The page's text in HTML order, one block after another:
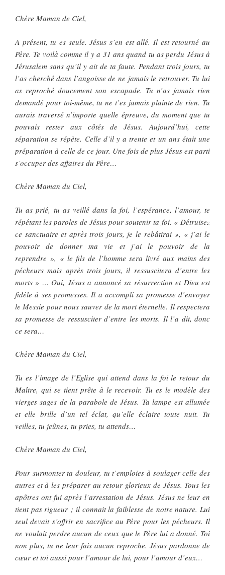
Chère Maman de Ciel,
A présent, tu es seule. Jésus s’en est allé. Il est retourné au
Père. Te voilà comme il y a 31 ans quand tu as perdu Jésus à
Jérusalem sans qu’il y ait de ta faute. Pendant trois jours, tu
l’as cherché dans l’angoisse de ne jamais le retrouver. Tu lui
as reproché doucement son escapade. Tu n’as jamais rien
demandé pour toi-même, tu ne t’es jamais plainte de rien. Tu
aurais traversé n’importe quelle épreuve, du moment que tu
pouvais rester aux côtés de Jésus. Aujourd’hui, cette
séparation se répète. Celle d’il y a trente et un ans était une
préparation à celle de ce jour. Une fois de plus Jésus est parti
s’occuper des affaires du Père…
Chère Maman du Ciel,
Tu as prié, tu as veillé dans la foi, l’espérance, l’amour, te
répétant les paroles de Jésus pour soutenir ta foi. « Détruisez
ce sanctuaire et après trois jours, je le rebâtirai », « j’ai le
pouvoir de donner ma vie et j’ai le pouvoir de la
reprendre », « le fils de l’homme sera livré aux mains des
pécheurs mais après trois jours, il ressuscitera d’entre les
morts » … Oui, Jésus a annoncé sa résurrection et Dieu est
fidèle à ses promesses. Il a accompli sa promesse d’envoyer
le Messie pour nous sauver de la mort éternelle. Il respectera
sa promesse de ressusciter d’entre les morts. Il l’a dit, donc
ce sera…
Chère Maman du Ciel,
Tu es l’image de l’Eglise qui attend dans la foi le retour du
Maître, qui se tient prête à le recevoir. Tu es le modèle des
vierges sages de la parabole de Jésus. Ta lampe est allumée
et elle brille d’un tel éclat, qu’elle éclaire toute nuit. Tu
veilles, tu jeûnes, tu pries, tu attends…
Chère Maman du Ciel,
Pour surmonter ta douleur, tu t’emploies à soulager celle des
autres et à les préparer au retour glorieux de Jésus. Tous les
apôtres ont fui après l’arrestation de Jésus. Jésus ne leur en
tient pas rigueur ; il connait la faiblesse de notre nature. Lui
seul devait s’offrir en sacrifice au Père pour les pécheurs. Il
ne voulait perdre aucun de ceux que le Père lui a donné. Toi
non plus, tu ne leur fais aucun reproche. Jésus pardonne de
cœur et toi aussi pour l’amour de lui, pour l’amour d’eux…